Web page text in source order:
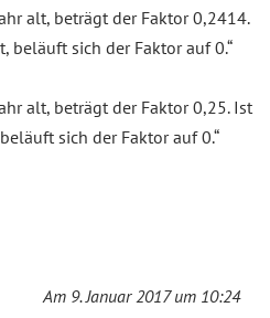
alt, beträgt der Faktor 0,2414.
beläuft sich der Faktor auf 0.“
alt, beträgt der Faktor 0,25. Ist
sich der Faktor auf 0.“
Am 9. Januar 2017 um 10:24